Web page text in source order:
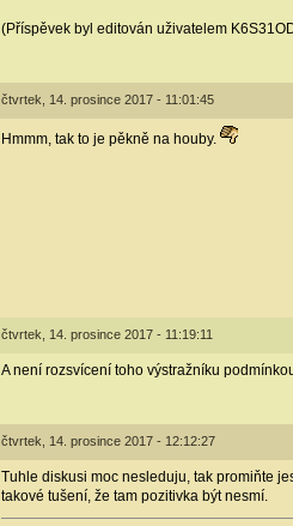
(Příspěvek byl editován uživatelem
čtvrtek, 14. prosince 2017 - 11:01:45
Hmmm, tak to je pěkně na houby.
čtvrtek, 14. prosince 2017 - 11:19:11
A není rozsvícení toho výstražníku
čtvrtek, 14. prosince 2017 - 12:12:27
Tuhle diskusi moc nesleduju, tak promiňte
takové tušení, že tam pozitivka být nesmí.